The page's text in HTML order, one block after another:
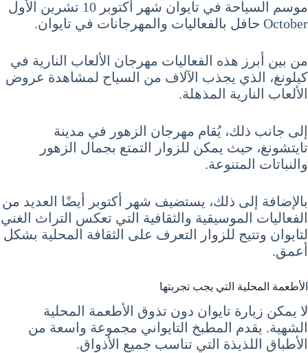
موسم السياحة في تايوان شهر أكتوبر 10 تشرين الأول
October حافل بالفعاليات والمهرجانات في تايوان.
من بين أبرز هذه الفعاليات مهرجان الألعاب النارية في
كيلونغ، الذي يجذب الآلاف من السياح لمشاهدة عروض
الألعاب النارية المذهلة.
إلى جانب ذلك، يُقام مهرجان الزهور في مدينة
تايتشونغ، حيث يمكن للزوار التمتع بجمال الزهور
والنباتات المتنوعة.
بالإضافة إلى ذلك، يستضيف شهر أكتوبر أيضًا العديد من
الفعاليات الموسيقية والثقافية التي تعكس التراث الغني
لتايوان وتتيح للزوار التعرف على الثقافة المحلية بشكل
أعمق.
الأطعمة المحلية التي يجب تجربتها
لا يمكن زيارة تايوان دون تذوق الأطعمة المحلية
الشهية. يقدم المطبخ التايواني مجموعة واسعة من
الأطباق اللذيذة التي تناسب جميع الأذواق.